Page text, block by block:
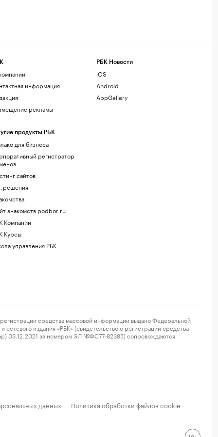
информация
рекламы
продукты РБК
для бизнеса
регистратор
сайтов
знакомств podbor.ru
Компании
Курсы
управления РБК
РБК Новости
iOS
Android
AppGallery
средства массовой информации выдано Федеральной
издания «РБК» (свидетельство о регистрации средства
03.12.2021 за номером ЭЛ №ФС77-82385) сопровождаются
данных · Политика обработки файлов cookie